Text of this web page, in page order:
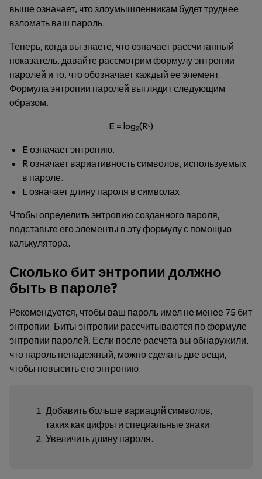
выше означает, что злоумышленникам будет труднее
взломать ваш пароль.
Теперь, когда вы знаете, что означает рассчитанный
показатель, давайте рассмотрим формулу энтропии
паролей и то, что обозначает каждый ее элемент.
Формула энтропии паролей выглядит следующим
образом.
E = log₂(Rᶫ)
E означает энтропию.
R означает вариативность символов, используемых
в пароле.
L означает длину пароля в символах.
Чтобы определить энтропию созданного пароля,
подставьте его элементы в эту формулу с помощью
калькулятора.
Сколько бит энтропии должно
быть в пароле?
Рекомендуется, чтобы ваш пароль имел не менее 75 бит
энтропии. Биты энтропии рассчитываются по формуле
энтропии паролей. Если после расчета вы обнаружили,
что пароль ненадежный, можно сделать две вещи,
чтобы повысить его энтропию.
Добавить больше вариаций символов,
таких как цифры и специальные знаки.
Увеличить длину пароля.